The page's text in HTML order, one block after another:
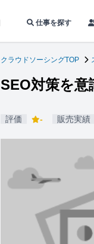
仕事を探す
クラウドソーシングTOP
SEO対策を
評価 - 販売実績